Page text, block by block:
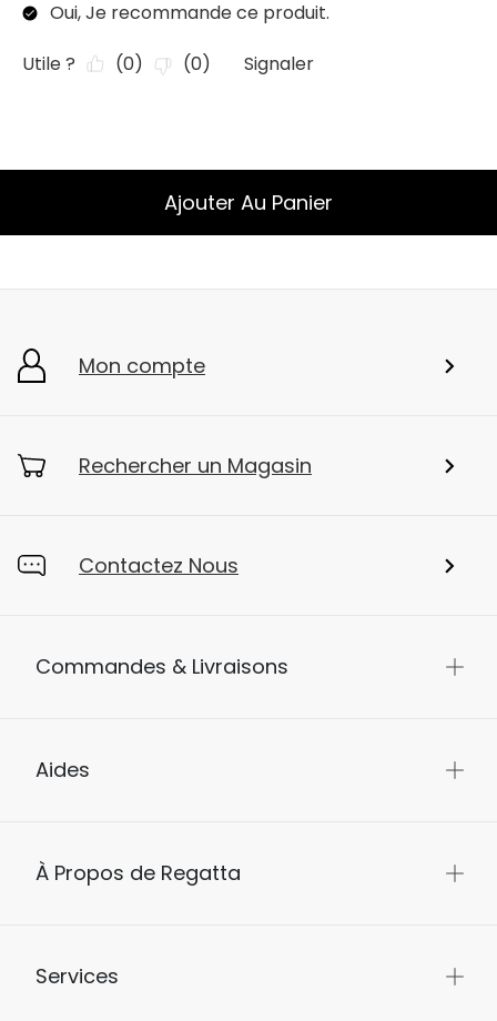
Ajouter Au Panier
Mon compte
Rechercher un Magasin
Contactez Nous
Commandes & Livraisons
Aides
À Propos de Regatta
Services